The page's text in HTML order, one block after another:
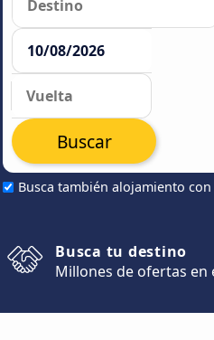
Busca también alojamiento
Buscar
Busca tu destino
Millones de ofertas en